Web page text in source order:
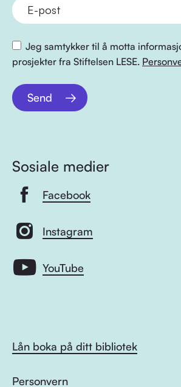
Jeg samtykker til å motta
prosjekter fra Stiftelsen LESE.
Send
Sosiale medier
Facebook
Instagram
YouTube
Lån boka på ditt bibliotek
Personvern